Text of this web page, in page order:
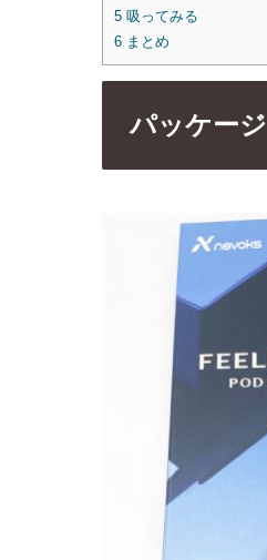
5 吸ってみる
6 まとめ
パッケージ